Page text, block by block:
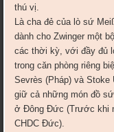
thú vị.
Là cha đẻ của lò sứ
dành cho Zwinger một
các thời kỳ, với đầy đủ
trong căn phòng riêng
Sevrès (Pháp) và
giữ cả những món đồ
ở Đông Đức (Trước khi
CHDC Đức).